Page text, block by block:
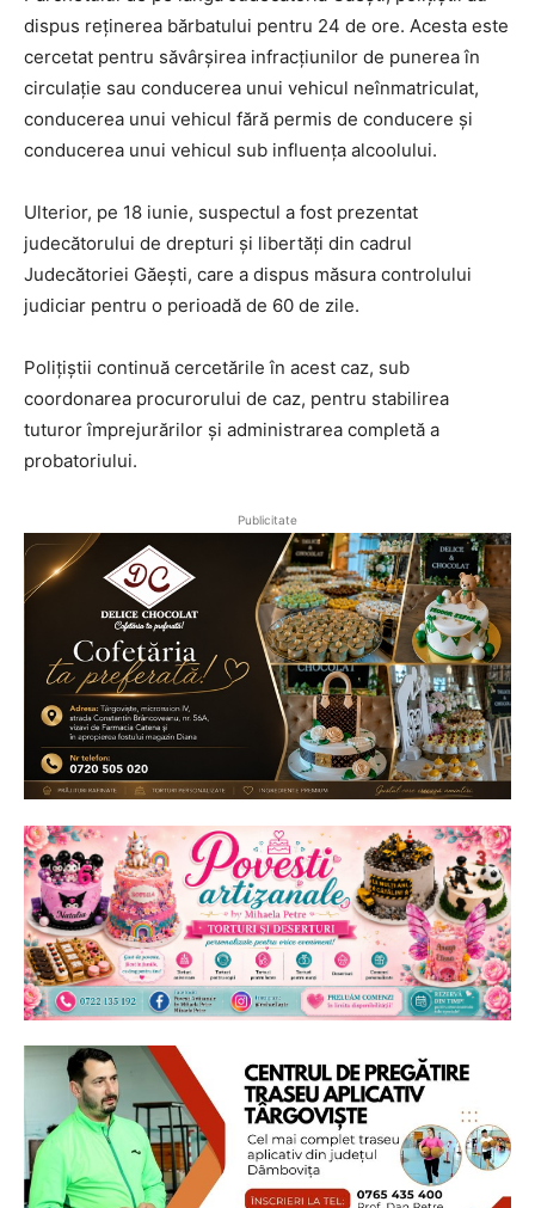
dispus reținerea bărbatului pentru 24 de ore. Acesta este
cercetat pentru săvârșirea infracțiunilor de punerea în
circulație sau conducerea unui vehicul neînmatriculat,
conducerea unui vehicul fără permis de conducere și
conducerea unui vehicul sub influența alcoolului.
Ulterior, pe 18 iunie, suspectul a fost prezentat
judecătorului de drepturi și libertăți din cadrul
Judecătoriei Găești, care a dispus măsura controlului
judiciar pentru o perioadă de 60 de zile.
Polițiștii continuă cercetările în acest caz, sub
coordonarea procurorului de caz, pentru stabilirea
tuturor împrejurărilor și administrarea completă a
probatoriului.
Publicitate